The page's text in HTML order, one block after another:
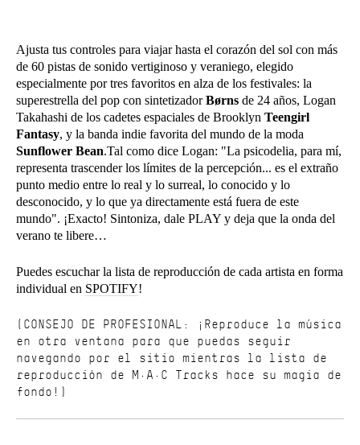
Ajusta tus controles para viajar hasta el corazón del sol con más
de 60 pistas de sonido vertiginoso y veraniego, elegido
especialmente por tres favoritos en alza de los festivales: la
superestrella del pop con sintetizadorBørns de 24 años, Logan
Takahashi de los cadetes espaciales de Brooklyn Teengirl
Fantasy, y la banda indie favorita del mundo de la moda
Sunflower Bean.Tal como dice Logan: "La psicodelia, para mí,
representa trascender los límites de la percepción... es el extraño
punto medio entre lo real y lo surreal, lo conocido y lo
desconocido, y lo que ya directamente está fuera de este
mundo". ¡Exacto! Sintoniza, dale PLAY y deja que la onda del
verano te libere…
Puedes escuchar la lista de reproducción de cada artista en forma
individual en SPOTIFY!
(CONSEJO DE PROFESIONAL: ¡Reproduce la música
en otra ventana para que puedas seguir
navegando por el sitio mientras la lista de
reproducción de M·A·C Tracks hace su magia de
fondo!)